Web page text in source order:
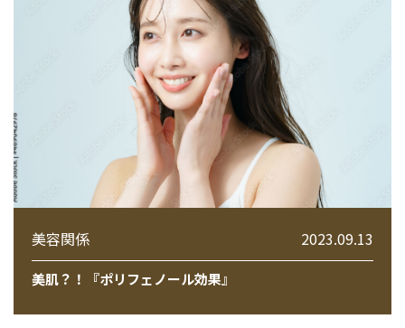
美容関係 2023.09.13
美肌？！『ポリフェノール効果』